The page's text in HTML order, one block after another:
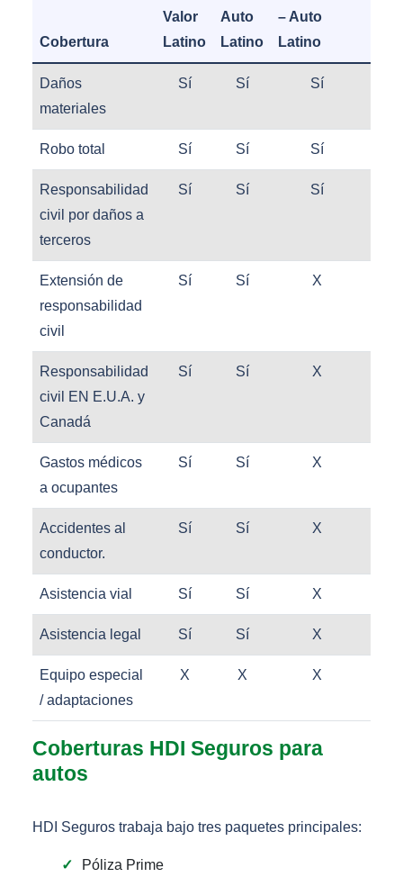
Cobertura
Valor
Latino
Auto
Latino
– Auto
Latino
Daños
materiales
Sí Sí Sí
Robo total Sí Sí Sí
Responsabilidad
civil por daños a
terceros
Sí Sí Sí
Extensión de
responsabilidad
civil
Sí Sí X
Responsabilidad
civil EN E.U.A. y
Canadá
Sí Sí X
Gastos médicos
a ocupantes
Sí Sí X
Accidentes al
conductor.
Sí Sí X
Asistencia vial Sí Sí X
Asistencia legal Sí Sí X
Equipo especial
/ adaptaciones
X X X
Coberturas HDI Seguros para
autos
HDI Seguros trabaja bajo tres paquetes principales:
Póliza Prime